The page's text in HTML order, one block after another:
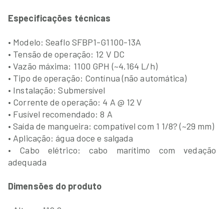
Especificações técnicas
• Modelo: Seaflo SFBP1-G1100-13A
• Tensão de operação: 12 V DC
• Vazão máxima: 1100 GPH (~4.164 L/h)
• Tipo de operação: Contínua (não automática)
• Instalação: Submersível
• Corrente de operação: 4 A @ 12 V
• Fusível recomendado: 8 A
• Saída de mangueira: compatível com 1 1/8? (~29 mm)
• Aplicação: água doce e salgada
• Cabo elétrico: cabo marítimo com vedação
adequada
Dimensões do produto